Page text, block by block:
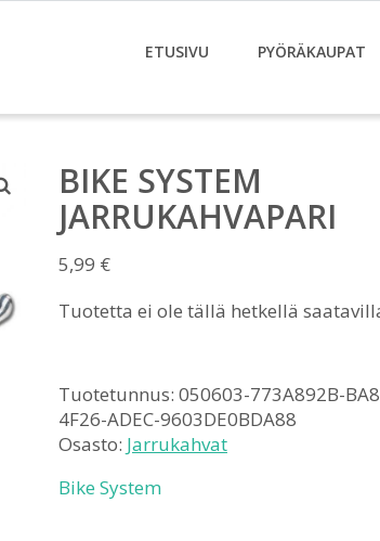
ETUSIVU PYÖRÄKAUPAT
BIKE SYSTEM
JARRUKAHVAPARI
5,99 €
Tuotetta ei ole tällä hetkellä
Tuotetunnus: 050603-773A892B-
4F26-ADEC-9603DE0BDA88
Osasto: Jarrukahvat
Bike System